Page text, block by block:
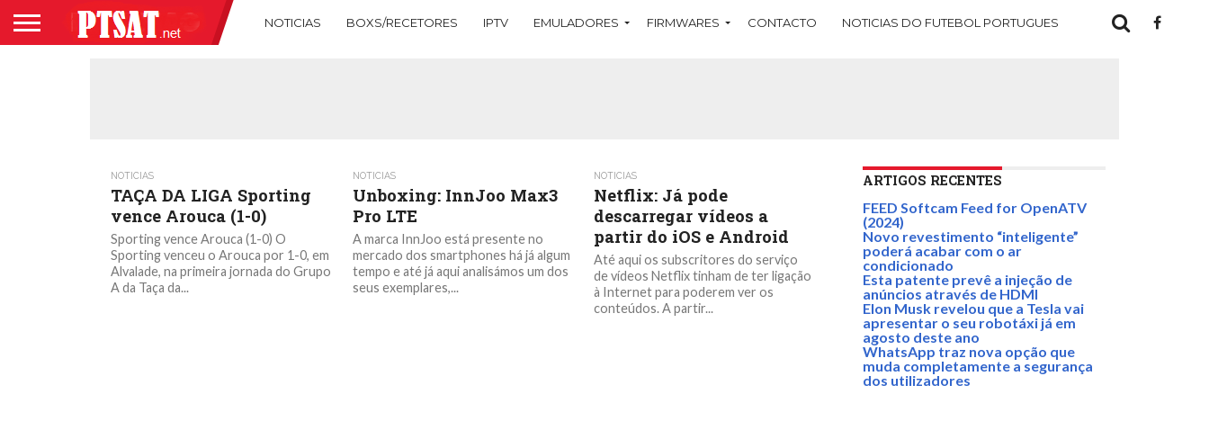
NOTICIAS BOXS/RECETORES IPTV EMULADORES FIRMWARES CONTACTO NOTICIAS DO FUTEBOL PORTUGUES
NOTICIAS
TAÇA DA LIGA Sporting
vence Arouca (1-0)
Sporting vence Arouca (1-0) O
Sporting venceu o Arouca por 1-0, em
Alvalade, na primeira jornada do Grupo
A da Taça da...
NOTICIAS
Unboxing: InnJoo Max3
Pro LTE
A marca InnJoo está presente no
mercado dos smartphones há já algum
tempo e até já aqui analisámos um dos
seus exemplares,...
NOTICIAS
Netflix: Já pode
descarregar vídeos a
partir do iOS e Android
Até aqui os subscritores do serviço
de vídeos Netflix tinham de ter ligação
à Internet para poderem ver os
conteúdos. A partir...
ARTIGOS RECENTES
FEED Softcam Feed for OpenATV
(2024)
Novo revestimento “inteligente”
poderá acabar com o ar
condicionado
Esta patente prevê a injeção de
anúncios através de HDMI
Elon Musk revelou que a Tesla vai
apresentar o seu robotáxi já em
agosto deste ano
WhatsApp traz nova opção que
muda completamente a segurança
dos utilizadores